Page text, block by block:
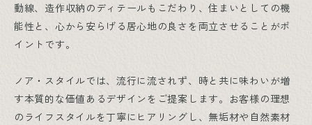
動線、造作収納のディテールもこだわり、住まいとしての機
能性と、心から安らげる居心地の良さを両立させることがポ
イントです。
ノア・スタイルでは、流行に流されず、時と共に味わいが増
す本質的な価値あるデザインをご提案します。お客様の理想
のライフスタイルを丁寧にヒアリングし、無垢材や自然素材